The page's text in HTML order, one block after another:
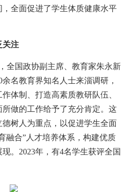
全面促进了学生体质健康水平
注
国政协副主席、教育家朱永新
名教育界知名人士来淄调研，
体制、打造高素质教研队伍、
做的工作给予了充分肯定。这
树人为重点，以促进学生全面
融合”人才培养体系，构建优质
。2023年，有4名学生获评全国